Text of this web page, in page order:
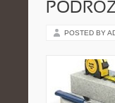
POSTED BY